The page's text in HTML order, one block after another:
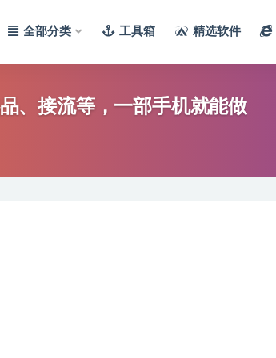
全部分类 工具箱 精选软件
、接流等，一部手机就能做